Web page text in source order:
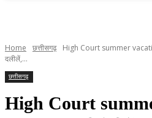
Home छत्तीसगढ़
High Court summer
दलीलें,...
छत्तीसगढ़
High Court